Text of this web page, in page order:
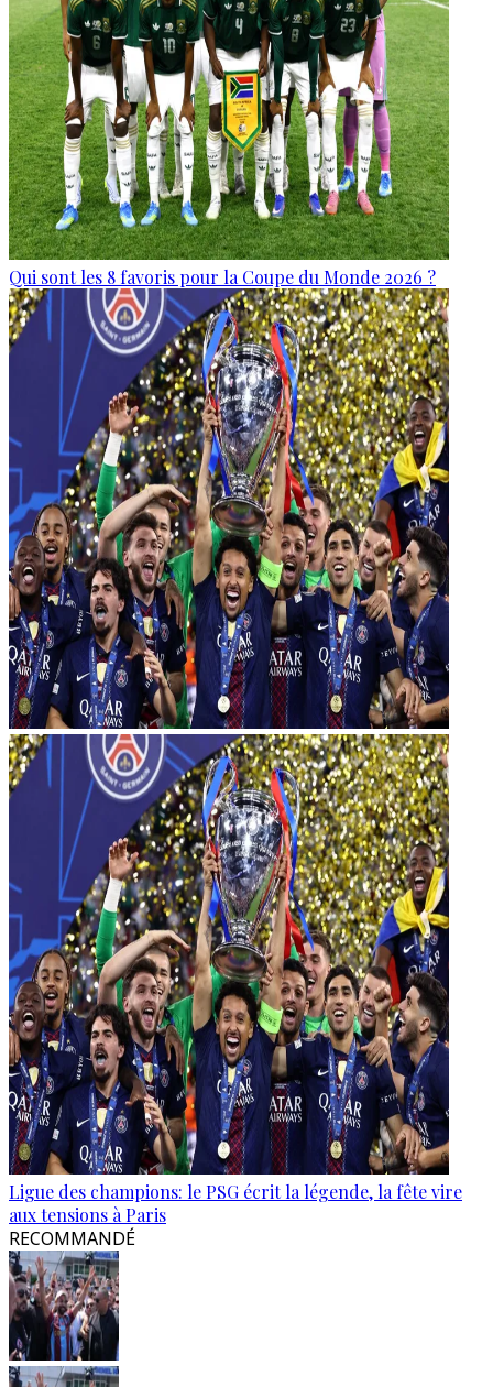
Qui sont les 8 favoris pour la Coupe du Monde 2026 ?
Ligue des champions: le PSG écrit la légende, la fête vire
aux tensions à Paris
RECOMMANDÉ